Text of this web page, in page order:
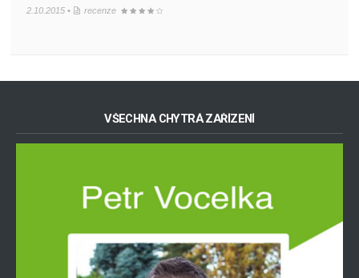
2.10.2015 • recenze
VŠECHNA CHYTRÁ ZAŘÍZENÍ